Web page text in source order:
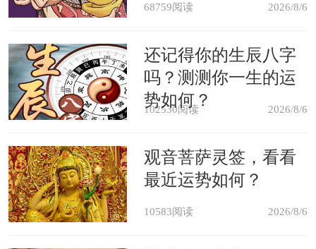
次见到都会想起对方，所以男生送女生
镜子有心照不宣，心心相印之意，当女
生从男生那里收到镜子，有表白之意。
镜子谐音进子，在某些地方有结婚礼物
“以铜为镜，可以正衣冠；以古为
镜，可以知兴替；以人为镜，可以明得
68759阅读 2026/8/6
还记得你的生辰八字
吗？测测你一生的运
势如何？
102530阅读 2026/8/6
观音菩萨灵签，看看
最近运势如何？
10583阅读 2026/8/6